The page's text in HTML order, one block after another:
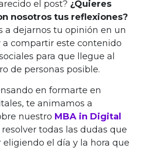
el post? ¿Quieres
nosotros tus reflexiones?
a dejarnos tu opinión en un
compartir este contenido
para que llegue al
de personas posible.
en formarte en
te animamos a
nuestro MBA in Digital
resolver todas las dudas que
eligiendo el día y la hora que